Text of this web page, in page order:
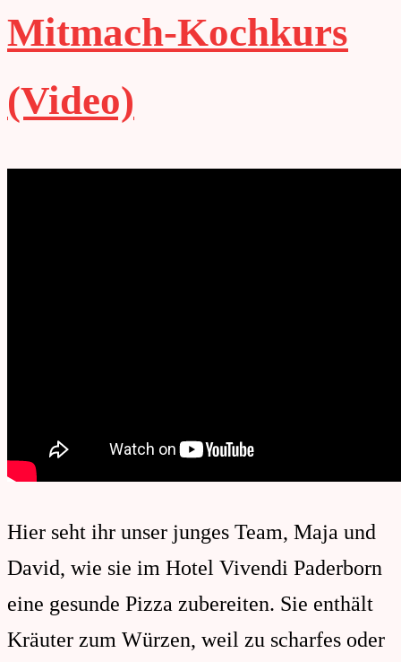
Mitmach-Kochkurs
(Video)
Hier seht ihr unser junges Team, Maja und
David, wie sie im Hotel Vivendi Paderborn
eine gesunde Pizza zubereiten. Sie enthält
Kräuter zum Würzen, weil zu scharfes oder